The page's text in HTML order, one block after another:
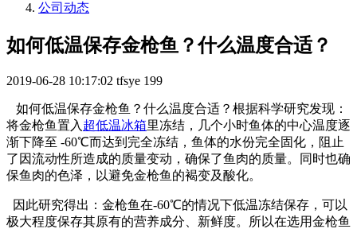
公司动态
如何低温保存金枪鱼？什么温度合适？
2019-06-28 10:17:02 tfsye 199
如何低温保存金枪鱼？什么温度合适？根据科学研究发现：
将金枪鱼置入 超低温冰箱里冻结，几个小时鱼体的中心温度逐
渐下降至 -60℃而达到完全冻结，鱼体的水份完全固化，阻止
了因流动性所造成的质量变动，确保了鱼肉的质量。同时也确
保鱼肉的色泽，以避免金枪鱼的褐变及酸化。
因此研究得出：金枪鱼在-60℃的情况下低温冻结保存，可以
极大程度保存其原有的营养成分、新鲜度。所以在选用金枪鱼